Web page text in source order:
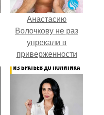
Анастасию
Волочкову не раз
упрекали в
приверженности
устаревшим бьюти -
процедурам.